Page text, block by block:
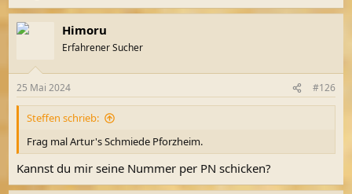
Himoru
Erfahrener Sucher
25 Mai 2024 #126
Steffen schrieb:
Frag mal Artur's Schmiede Pforzheim.
Kannst du mir seine Nummer per PN schicken?